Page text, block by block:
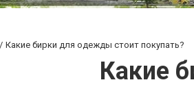
Какие бирки для одежды стоит покупать?
Какие